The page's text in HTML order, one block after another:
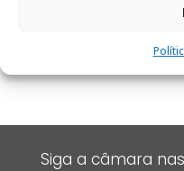
Siga a câmara